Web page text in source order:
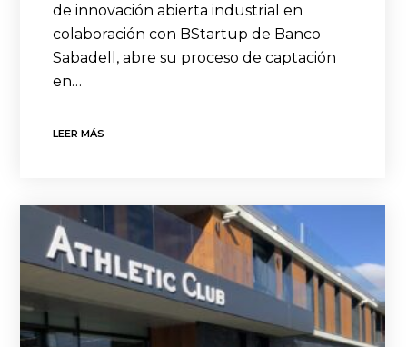
de innovación abierta industrial en
colaboración con BStartup de Banco
Sabadell, abre su proceso de captación
en…
LEER MÁS